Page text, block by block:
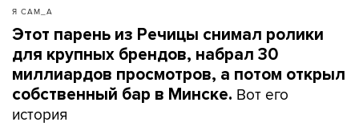
Я САМ_А
Этот парень из Речицы снимал ролики
для крупных брендов, набрал 30
миллиардов просмотров, а потом открыл
собственный бар в Минске. Вот его
история